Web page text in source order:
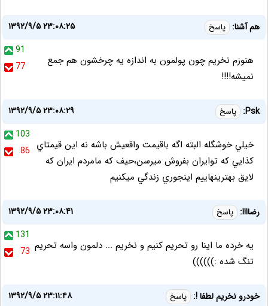
هم آشنا: پاسخ
۱۳۹۲/۹/۵ ۲۳:۰۸:۲۵
91
77
هنوزم نخریم چون پولمون به اندازه یه چرخشون هم جمع
نمیشه!!!!
Psk: پاسخ
۱۳۹۲/۹/۵ ۲۳:۰۸:۲۹
103
86 خيلي خوشگله البته اگه باقيمت واقعيش باشه نه اين قيمتاي
كذايي كه توايران بفروش ميرسن،حيف كه مامردم ايران كه
لايق بهترينهاييم اينجوري زندگي ميكنيم
رضاااا: پاسخ
۱۳۹۲/۹/۵ ۲۳:۰۸:۴۱
131
73 یه خرده ما اینا رو تحریم کنیم و نخریم ... دلمون واسه تحریم
تنگ شده :))))))
خودرو نخریم لطفا !: پاسخ
۱۳۹۲/۹/۵ ۲۳:۱۱:۴۸